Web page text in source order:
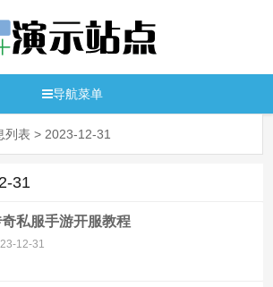
导航菜单
列表 > 2023-12-31
31
私服手游开服教程
12-31